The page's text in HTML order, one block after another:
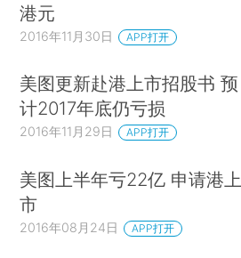
港元
2016年11月30日 APP打开
美图更新赴港上市招股书 预
计2017年底仍亏损
2016年11月29日 APP打开
美图上半年亏22亿 申请港上
市
2016年08月24日 APP打开